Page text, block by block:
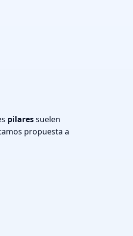
pilaressuelen
propuesta a